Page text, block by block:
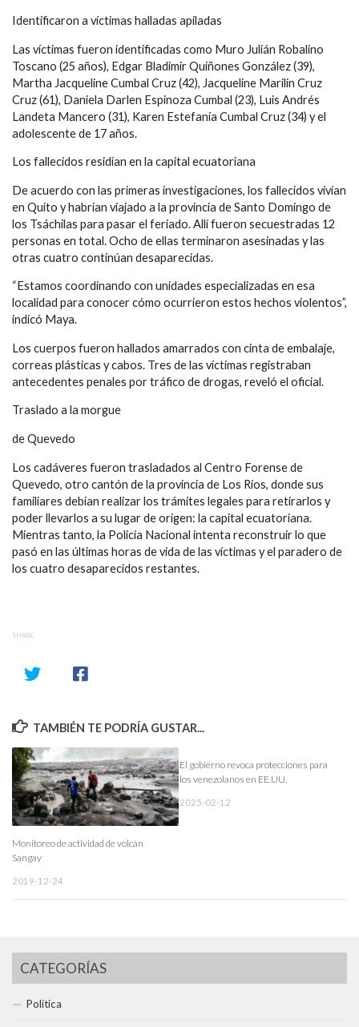
Identificaron a víctimas halladas apiladas
Las víctimas fueron identificadas como Muro Julián Robalino
Toscano (25 años), Edgar Bladimir Quiñones González (39),
Martha Jacqueline Cumbal Cruz (42), Jacqueline Marilin Cruz
Cruz (61), Daniela Darlen Espinoza Cumbal (23), Luis Andrés
Landeta Mancero (31), Karen Estefanía Cumbal Cruz (34) y el
adolescente de 17 años.
Los fallecidos residían en la capital ecuatoriana
De acuerdo con las primeras investigaciones, los fallecidos vivían
en Quito y habrían viajado a la provincia de Santo Domingo de
los Tsáchilas para pasar el feriado. Allí fueron secuestradas 12
personas en total. Ocho de ellas terminaron asesinadas y las
otras cuatro continúan desaparecidas.
“Estamos coordinando con unidades especializadas en esa
localidad para conocer cómo ocurrieron estos hechos violentos”,
indicó Maya.
Los cuerpos fueron hallados amarrados con cinta de embalaje,
correas plásticas y cabos. Tres de las víctimas registraban
antecedentes penales por tráfico de drogas, reveló el oficial.
Traslado a la morgue
de Quevedo
Los cadáveres fueron trasladados al Centro Forense de
Quevedo, otro cantón de la provincia de Los Ríos, donde sus
familiares debían realizar los trámites legales para retirarlos y
poder llevarlos a su lugar de origen: la capital ecuatoriana.
Mientras tanto, la Policía Nacional intenta reconstruir lo que
pasó en las últimas horas de vida de las víctimas y el paradero de
los cuatro desaparecidos restantes.
SHARE
TAMBIÉN TE PODRÍA GUSTAR...
Monitoreo de actividad de volcán
Sangay
2019-12-24
El gobierno revoca protecciones para
los venezolanos en EE.UU.
2025-02-12
CATEGORÍAS
Política